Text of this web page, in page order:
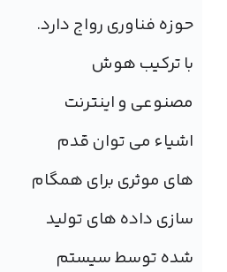
حوزه فناوری رواج دارد.
با ترکیب هوش
مصنوعی و اینترنت
اشیاء می توان قدم
های موثری برای همگام
سازی داده های تولید
شده توسط سیستم